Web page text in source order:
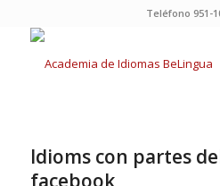
Teléfono 951-
Idioms con partes
facebook